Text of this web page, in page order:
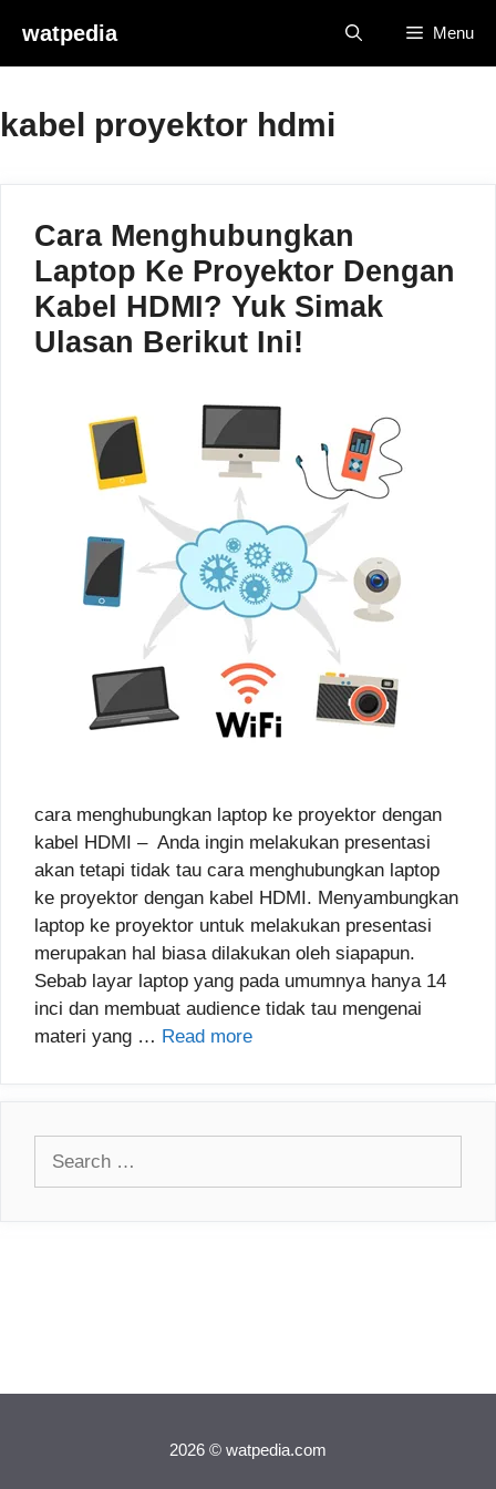
content
watpedia Menu
kabel proyektor hdmi
Cara Menghubungkan
Laptop Ke Proyektor Dengan
Kabel HDMI? Yuk Simak
Ulasan Berikut Ini!
cara menghubungkan laptop ke proyektor dengan
kabel HDMI – Anda ingin melakukan presentasi
akan tetapi tidak tau cara menghubungkan laptop
ke proyektor dengan kabel HDMI. Menyambungkan
laptop ke proyektor untuk melakukan presentasi
merupakan hal biasa dilakukan oleh siapapun.
Sebab layar laptop yang pada umumnya hanya 14
inci dan membuat audience tidak tau mengenai
materi yang … Read more
2026 © watpedia.com